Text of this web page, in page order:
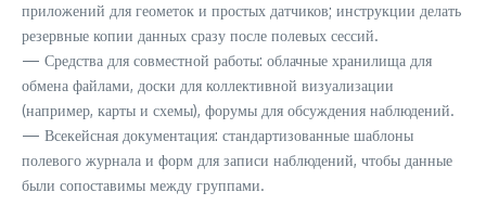
приложений для геометок и простых датчиков; инструкции делать
резервные копии данных сразу после полевых сессий.
— Средства для совместной работы: облачные хранилища для
обмена файлами, доски для коллективной визуализации
(например, карты и схемы), форумы для обсуждения наблюдений.
— Всекейсная документация: стандартизованные шаблоны
полевого журнала и форм для записи наблюдений, чтобы данные
были сопоставимы между группами.